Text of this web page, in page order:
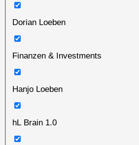
Dorian Loeben
Finanzen & Investments
Hanjo Loeben
hL Brain 1.0